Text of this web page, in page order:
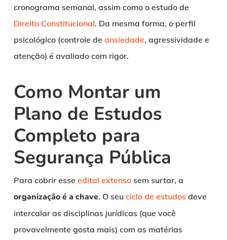
cronograma semanal, assim como o estudo de
Direito Constitucional. Da mesma forma, o perfil
psicológico (controle de ansiedade, agressividade e
atenção) é avaliado com rigor.
Como Montar um
Plano de Estudos
Completo para
Segurança Pública
Para cobrir esse edital extensosem surtar, a
organização é a chave. O seu ciclo de estudosdeve
intercalar as disciplinas jurídicas (que você
provavelmente gosta mais) com as matérias